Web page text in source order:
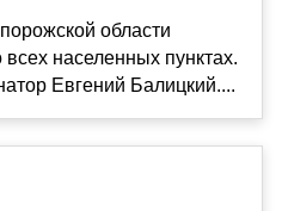
области
населенных пунктах.
Евгений Балицкий....